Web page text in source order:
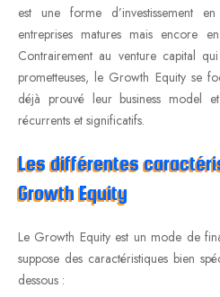
est une forme d’investissement en
entreprises matures mais encore
Contrairement au venture capital
prometteuses, le Growth Equity se
déjà prouvé leur business model
récurrents et significatifs.
Les différentes
Growth Equity
Le Growth Equity est un mode de
suppose des caractéristiques bien
dessous :